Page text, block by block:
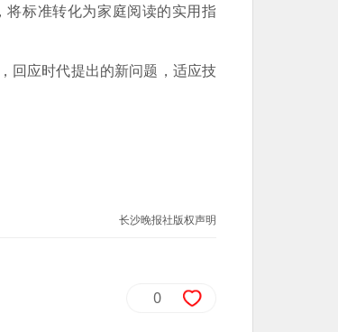
标准转化为家庭阅读的实用指
回应时代提出的新问题，适应技
长沙晚报社版权声明
0